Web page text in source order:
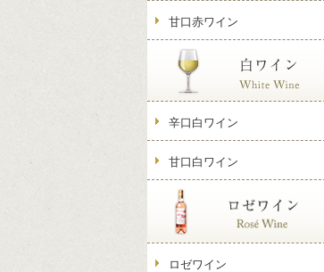
甘口赤ワイン
辛口白ワイン
甘口白ワイン
ロゼワイン